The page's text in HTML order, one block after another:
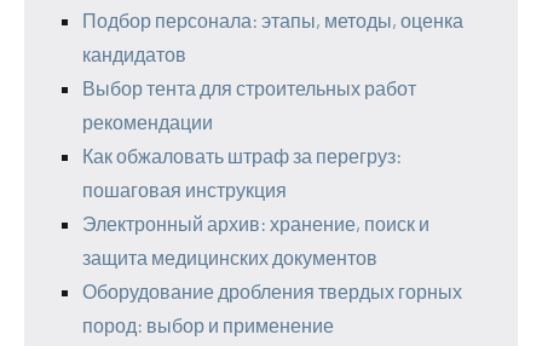
Подбор персонала: этапы, методы, оценка
кандидатов
Выбор тента для строительных работ
рекомендации
Как обжаловать штраф за перегруз:
пошаговая инструкция
Электронный архив: хранение, поиск и
защита медицинских документов
Оборудование дробления твердых горных
пород: выбор и применение